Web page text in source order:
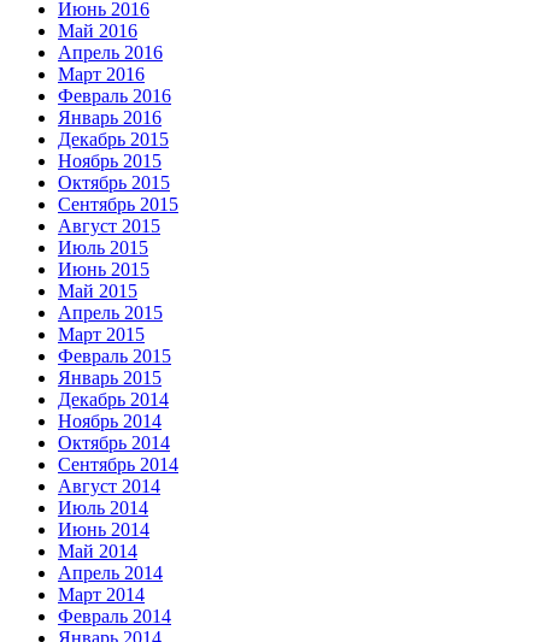
Июнь 2016
Май 2016
Апрель 2016
Март 2016
Февраль 2016
Январь 2016
Декабрь 2015
Ноябрь 2015
Октябрь 2015
Сентябрь 2015
Август 2015
Июль 2015
Июнь 2015
Май 2015
Апрель 2015
Март 2015
Февраль 2015
Январь 2015
Декабрь 2014
Ноябрь 2014
Октябрь 2014
Сентябрь 2014
Август 2014
Июль 2014
Июнь 2014
Май 2014
Апрель 2014
Март 2014
Февраль 2014
Январь 2014